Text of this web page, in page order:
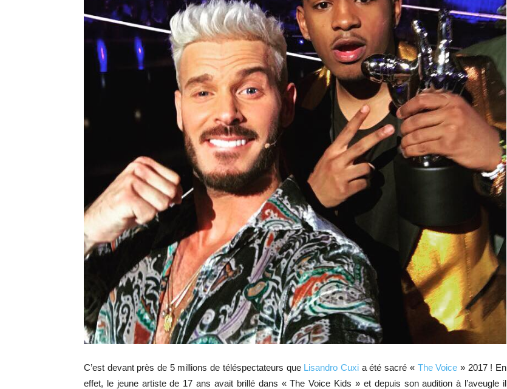
C’est devant près de 5 millions de téléspectateurs que Lisandro Cuxi a été sacré « The Voice » 2017 ! En
effet, le jeune artiste de 17 ans avait brillé dans « The Voice Kids » et depuis son audition à l’aveugle il